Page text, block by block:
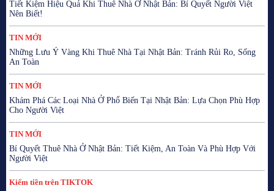
Tiết Kiệm Hiệu Quả Khi Thuê Nhà Ở Nhật Bản: Bí Quyết Người Việt
Nên Biết!
TIN MỚI
Những Lưu Ý Vàng Khi Thuê Nhà Tại Nhật Bản: Tránh Rủi Ro, Sống
An Toàn
TIN MỚI
Khám Phá Các Loại Nhà Ở Phổ Biến Tại Nhật Bản: Lựa Chọn Phù Hợp
Cho Người Việt
TIN MỚI
Bí Quyết Thuê Nhà Ở Nhật Bản: Tiết Kiệm, An Toàn Và Phù Hợp Với
Người Việt
Kiếm tiền trên TIKTOK